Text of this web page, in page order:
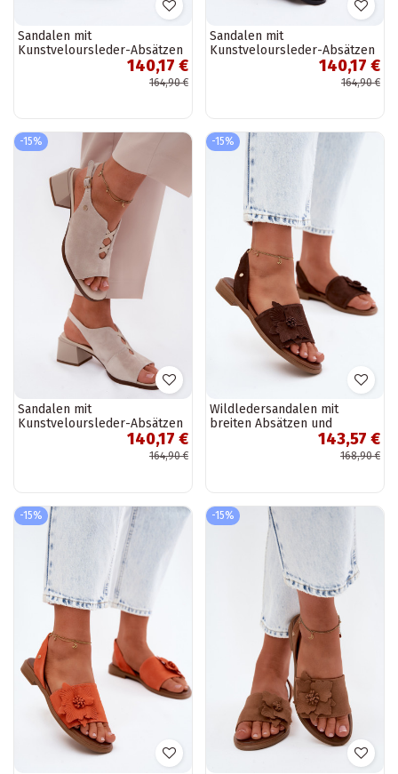
Sandalen mit
Kunstveloursleder-Absätzen
Tai turiciejka K7521-14 braun
140,17 €
164,90 €
Sandalen mit
Kunstveloursleder-Absätzen
Tai turiciejka K7521-01140,17 €
164,90 €
-15%
Sandalen mit
Kunstveloursleder-Absätzen
Tai turiciejka K7521-22140,17 €
164,90 €
-15%
Wildledersandalen mit
breiten Absätzen und
dekorativen Blumen Zazoo
143,57 €
168,90 €
-15% -15%